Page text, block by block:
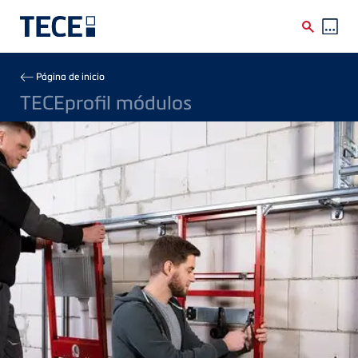
Breadcrumb
Página de inicio
TECEprofil módulos